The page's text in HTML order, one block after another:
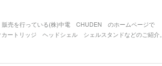
販売を行っている(株)中電 CHUDEN のホームページで
ートリッジ ヘッドシェル シェルスタンドなどのご紹介。